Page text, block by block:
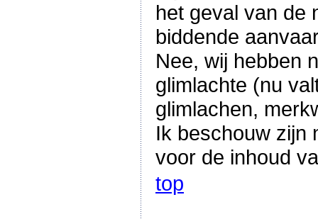
het geval van de
biddende
Nee, wij hebben
glimlachte (nu
glimlachen,
Ik beschouw zijn
voor de inhoud
top